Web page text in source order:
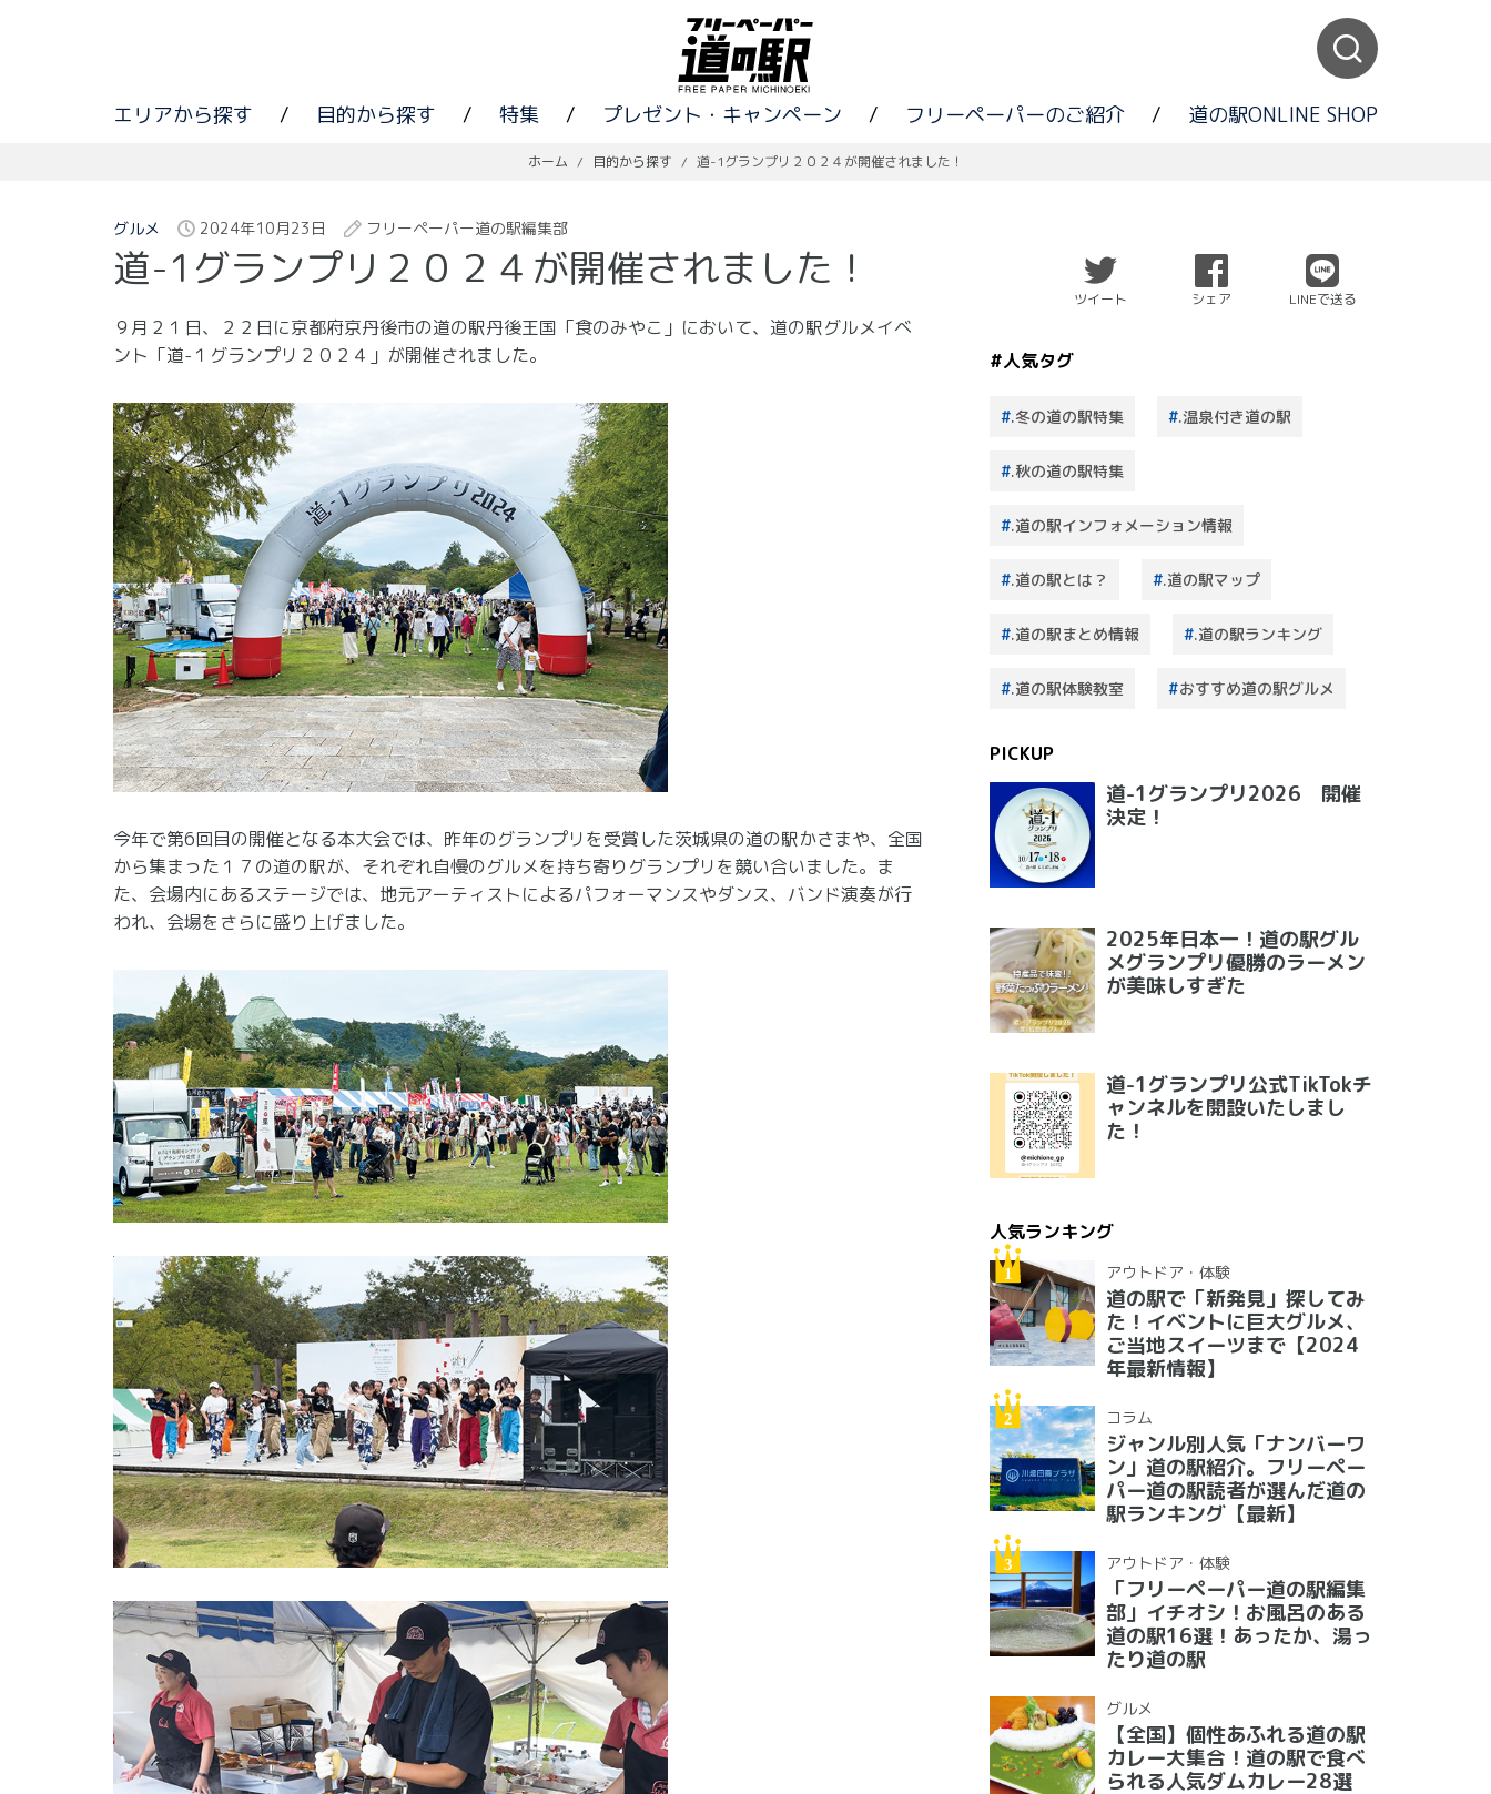
エリアから探す / 目的から探す / 特集 / プレゼント・キャンペーン / フリーペーパーのご紹介 / 道の駅ONLINE SHOP
ホーム / 目的から探す / 道-1グランプリ２０２４が開催されました！
グルメ 2024年10月23日 フリーペーパー道の駅編集部
道-1グランプリ２０２４が開催されました！
９月２１日、２２日に京都府京丹後市の道の駅丹後王国「食のみやこ」において、道の駅グルメイベ
ント「道-１グランプリ２０２４」が開催されました。
今年で第6回目の開催となる本大会では、昨年のグランプリを受賞した茨城県の道の駅かさまや、全国
から集まった１７の道の駅が、それぞれ自慢のグルメを持ち寄りグランプリを競い合いました。ま
た、会場内にあるステージでは、地元アーティストによるパフォーマンスやダンス、バンド演奏が行
われ、会場をさらに盛り上げました。
ツイート シェア LINEで送る
#人気タグ
.冬の道の駅特集 .温泉付き道の駅
.秋の道の駅特集
.道の駅インフォメーション情報
.道の駅とは？ .道の駅マップ
.道の駅まとめ情報 .道の駅ランキング
.道の駅体験教室 おすすめ道の駅グルメ
PICKUP
道-1グランプリ2026 開催
決定！
2025年日本一！道の駅グル
メグランプリ優勝のラーメン
が美味しすぎた
道-1グランプリ公式TikTokチ
ャンネルを開設いたしまし
た！
人気ランキング
アウトドア・体験
道の駅で「新発見」探してみ
た！イベントに巨大グルメ、
ご当地スイーツまで【2024
年最新情報】
コラム
ジャンル別人気「ナンバーワ
ン」道の駅紹介。フリーペー
パー道の駅読者が選んだ道の
駅ランキング【最新】
アウトドア・体験
「フリーペーパー道の駅編集
部」イチオシ！お風呂のある
道の駅16選！あったか、湯っ
たり道の駅
グルメ
【全国】個性あふれる道の駅
カレー大集合！道の駅で食べ
られる人気ダムカレー28選